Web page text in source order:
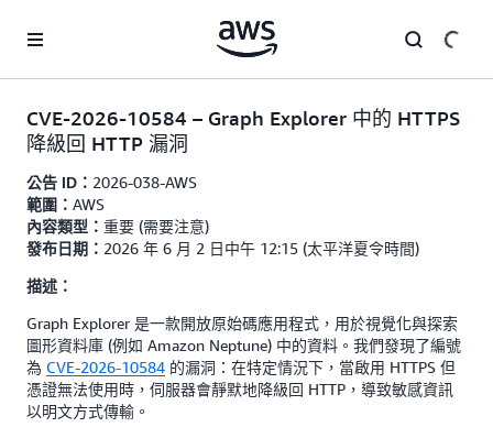
CVE-2026-10584 – Graph Explorer 中的 HTTPS
降級回 HTTP 漏洞
公告 ID： 2026-038-AWS
範圍： AWS
內容類型： 重要 (需要注意)
發布日期： 2026 年 6 月 2 日中午 12:15 (太平洋夏令時間)
描述：
Graph Explorer 是一款開放原始碼應用程式，用於視覺化與探索
圖形資料庫 (例如 Amazon Neptune) 中的資料。我們發現了編號
為 CVE-2026-10584 的漏洞：在特定情況下，當啟用 HTTPS 但
憑證無法使用時，伺服器會靜默地降級回 HTTP，導致敏感資訊
以明文方式傳輸。